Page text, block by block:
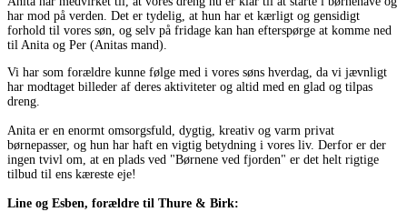
har mod på verden. Det er tydelig, at hun har et kærligt og gensidigt
forhold til vores søn, og selv på fridage kan han efterspørge at komme ned
til Anita og Per (Anitas mand).
Vi har som forældre kunne følge med i vores søns hverdag, da vi jævnligt
har modtaget billeder af deres aktiviteter og altid med en glad og tilpas
dreng.
Anita er en enormt omsorgsfuld, dygtig, kreativ og varm privat
børnepasser, og hun har haft en vigtig betydning i vores liv. Derfor er der
ingen tvivl om, at en plads ved "Børnene ved fjorden" er det helt rigtige
tilbud til ens kæreste eje!
Line og Esben, forældre til Thure & Birk: